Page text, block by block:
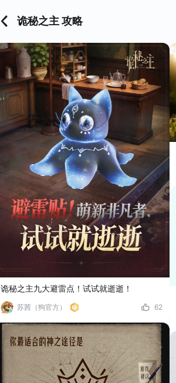
诡秘之主 攻略
诡秘之主九大避雷点！试试就逝逝！
苏茜（狗官方） 62